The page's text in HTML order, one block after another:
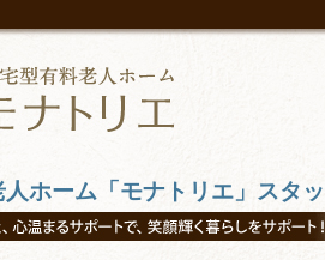
人ホーム「モナトリエ」スタ